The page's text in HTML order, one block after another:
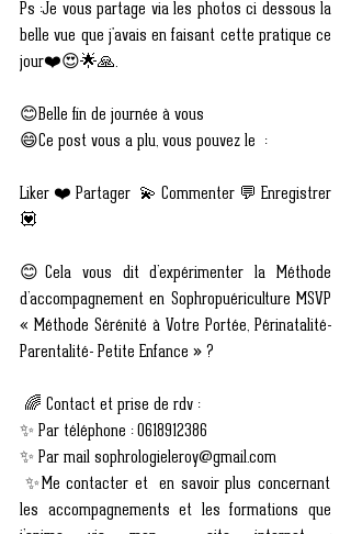
Ps :Je vous partage via les photos ci dessous la
belle vue que j'avais en faisant cette pratique ce
jour❤️😍🌟🙏.
😊Belle fin de journée à vous
😄Ce post vous a plu, vous pouvez le  :
Liker ❤️ Partager  💫 Commenter 💬 Enregistrer
💟
😊Cela vous dit d’expérimenter la Méthode
d’accompagnement en Sophropuériculture MSVP
« Méthode Sérénité à Votre Portée, Périnatalité-
Parentalité- Petite Enfance » ?
🌈 Contact et prise de rdv :
✨ Par téléphone : 0618912386
✨ Par mail sophrologieleroy@gmail.com
✨Me contacter et  en savoir plus concernant
les accompagnements et les formations que